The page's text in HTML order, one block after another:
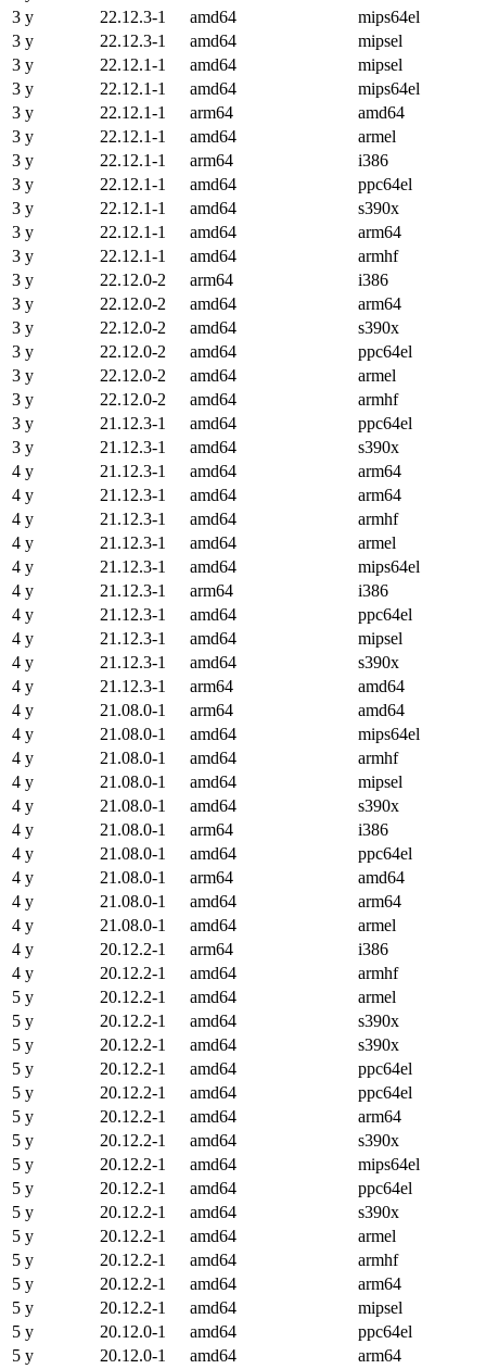
3 y
22.12.3-1 amd64
mips64el
3 y
22.12.3-1 amd64
mipsel
3 y
22.12.1-1 amd64
mipsel
3 y
22.12.1-1 amd64
mips64el
3 y
22.12.1-1 arm64
amd64
3 y
22.12.1-1 amd64
armel
3 y
22.12.1-1 arm64
i386
3 y
22.12.1-1 amd64
ppc64el
3 y
22.12.1-1 amd64
s390x
3 y
22.12.1-1 amd64
arm64
3 y
22.12.1-1 amd64
armhf
3 y
22.12.0-2 arm64
i386
3 y
22.12.0-2 amd64
arm64
3 y
22.12.0-2 amd64
s390x
3 y
22.12.0-2 amd64
ppc64el
3 y
22.12.0-2 amd64
armel
3 y
22.12.0-2 amd64
armhf
3 y
21.12.3-1 amd64
ppc64el
3 y
21.12.3-1 amd64
s390x
4 y
21.12.3-1 amd64
arm64
4 y
21.12.3-1 amd64
arm64
4 y
21.12.3-1 amd64
armhf
4 y
21.12.3-1 amd64
armel
4 y
21.12.3-1 amd64
mips64el
4 y
21.12.3-1 arm64
i386
4 y
21.12.3-1 amd64
ppc64el
4 y
21.12.3-1 amd64
mipsel
4 y
21.12.3-1 amd64
s390x
4 y
21.12.3-1 arm64
amd64
4 y
21.08.0-1 arm64
amd64
4 y
21.08.0-1 amd64
mips64el
4 y
21.08.0-1 amd64
armhf
4 y
21.08.0-1 amd64
mipsel
4 y
21.08.0-1 amd64
s390x
4 y
21.08.0-1 arm64
i386
4 y
21.08.0-1 amd64
ppc64el
4 y
21.08.0-1 arm64
amd64
4 y
21.08.0-1 amd64
arm64
4 y
21.08.0-1 amd64
armel
4 y
20.12.2-1 arm64
i386
4 y
20.12.2-1 amd64
armhf
5 y
20.12.2-1 amd64
armel
5 y
20.12.2-1 amd64
s390x
5 y
20.12.2-1 amd64
s390x
5 y
20.12.2-1 amd64
ppc64el
5 y
20.12.2-1 amd64
ppc64el
5 y
20.12.2-1 amd64
arm64
5 y
20.12.2-1 amd64
s390x
5 y
20.12.2-1 amd64
mips64el
5 y
20.12.2-1 amd64
ppc64el
5 y
20.12.2-1 amd64
s390x
5 y
20.12.2-1 amd64
armel
5 y
20.12.2-1 amd64
armhf
5 y
20.12.2-1 amd64
arm64
5 y
20.12.2-1 amd64
mipsel
5 y
20.12.0-1 amd64
ppc64el
5 y
20.12.0-1 amd64 arm64